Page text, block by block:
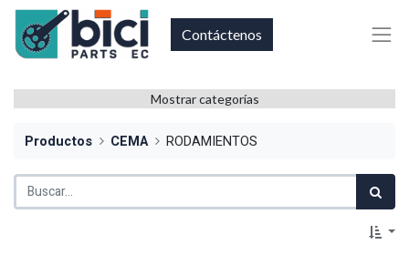
Contáctenos
Mostrar categorías
Productos CEMA RODAMIENTOS